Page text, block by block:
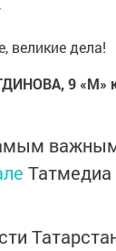
великие дела!
9 «М»
Татмедиа